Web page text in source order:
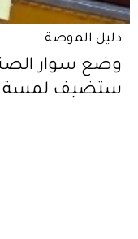
دليل الموضة
وضع سوار
ستضيف لمسة